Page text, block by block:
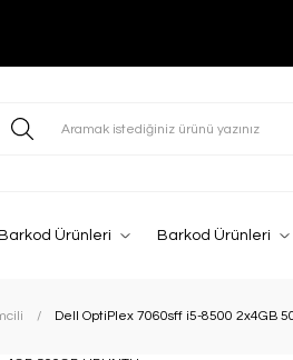
Barkod Ürünleri Barkod Ürünleri
Dell OptiPlex 7060sff i5-8500 2x4GB